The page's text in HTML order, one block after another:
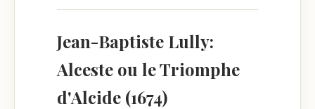
Jean-Baptiste Lully:
Alceste ou le Triomphe
d'Alcide (1674)